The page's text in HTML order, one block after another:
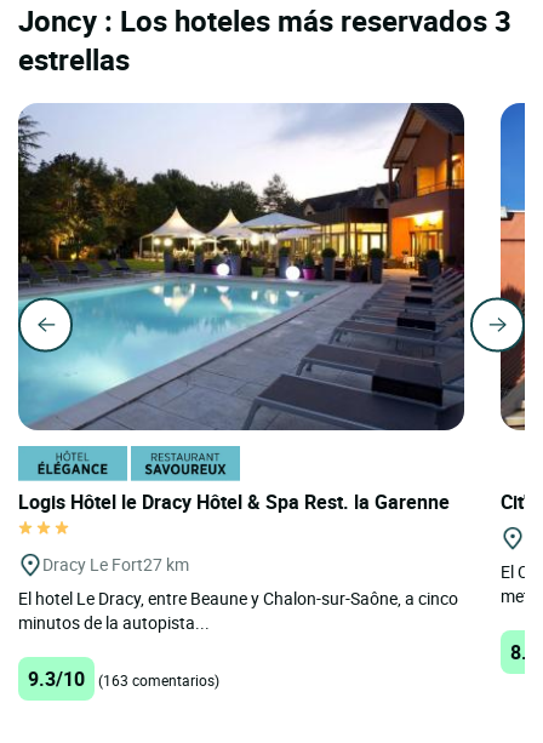
Joncy : Los hoteles más reservados 3
estrellas
Logis Hôtel le Dracy Hôtel & Spa Rest. la Garenne
Dracy Le Fort27 km
El hotel Le Dracy, entre Beaune y Chalon-sur-Saône, a cinco
minutos de la autopista...
9.3/10 (163 comentarios)
El